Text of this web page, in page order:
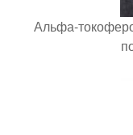
Альфа-